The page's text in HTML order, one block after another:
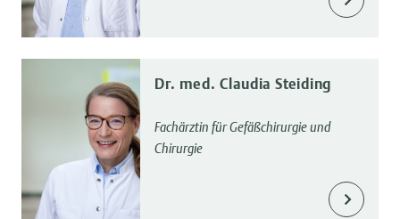
Dr. med. Claudia Steiding
Fachärztin für Gefäßchirurgie und
Chirurgie